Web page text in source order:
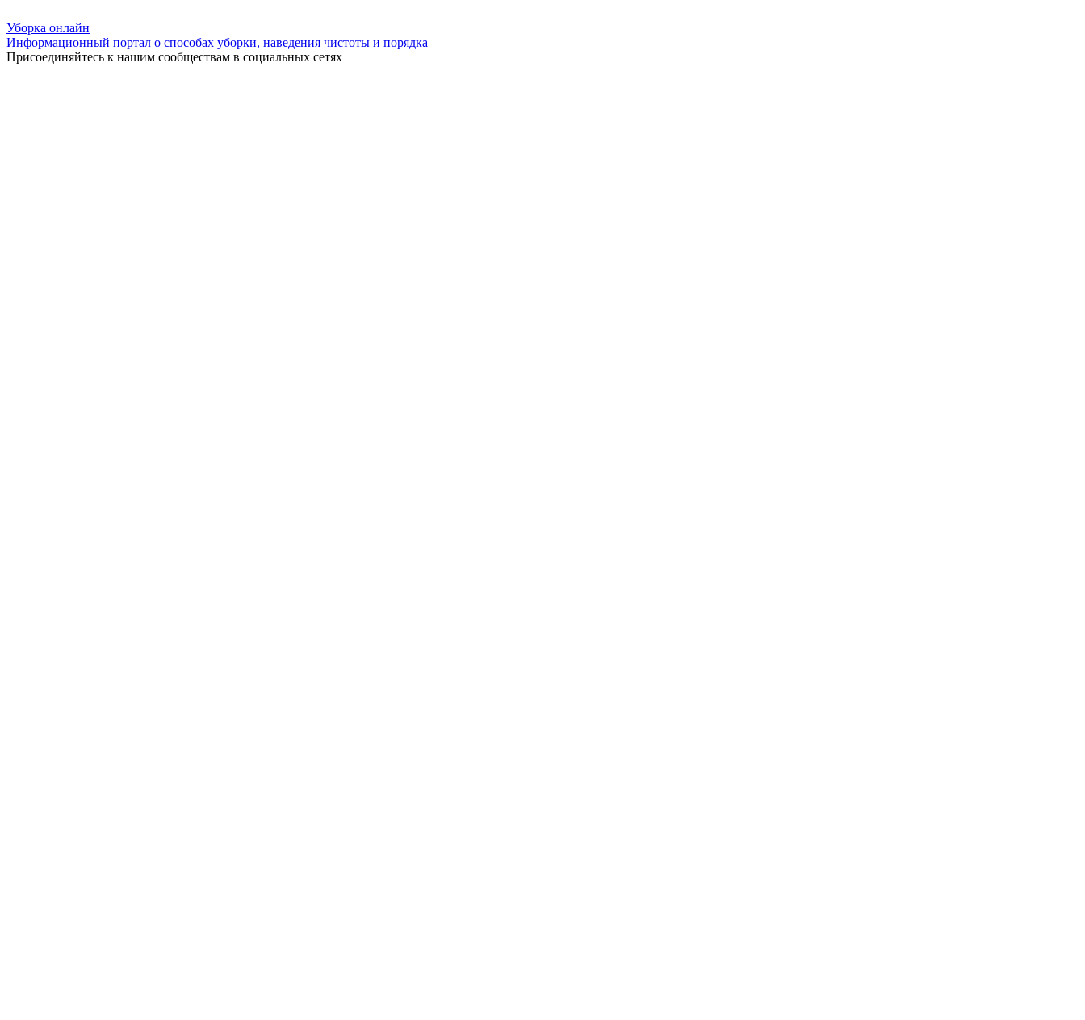
Уборка онлайн
Информационный портал о способах уборки, наведения чистоты и порядка
Присоединяйтесь к нашим сообществам в социальных сетях